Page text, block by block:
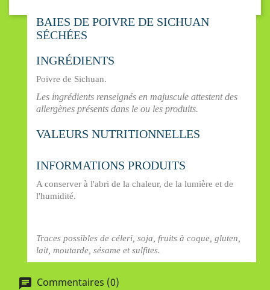
BAIES DE POIVRE DE SICHUAN
SÉCHÉES
INGRÉDIENTS
Poivre de Sichuan.
Les ingrédients renseignés en majuscule attestent des
allergènes présents dans le ou les produits.
VALEURS NUTRITIONNELLES
INFORMATIONS PRODUITS
A conserver à l'abri de la chaleur, de la lumière et de
l'humidité.
Traces possibles de céleri, soja, fruits à coque, gluten,
lait, moutarde, sésame et sulfites.
Commentaires (0)